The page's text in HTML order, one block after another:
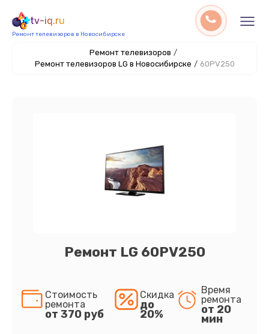
tv-iq.ru
Ремонт телевизоров в Новосибирске
Ремонт телевизоров /
Ремонт телевизоров LG в Новосибирске / 60PV250
Ремонт LG 60PV250
Стоимость
ремонта
от 370 руб
Скидка
до
20%
Время
ремонта
от 20
мин